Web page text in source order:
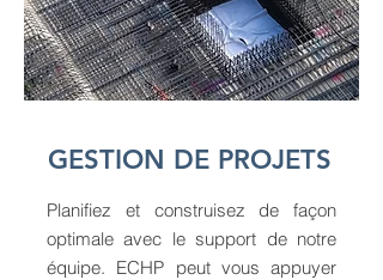
GESTION DE PROJETS
Planifiez et construisez de façon
optimale avec le support de notre
équipe. ECHP peut vous appuyer